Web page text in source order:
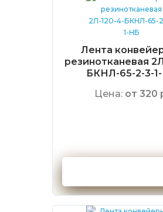
Лента
резинотканевая
БКНЛ-65-2-3-
Цена: от 320